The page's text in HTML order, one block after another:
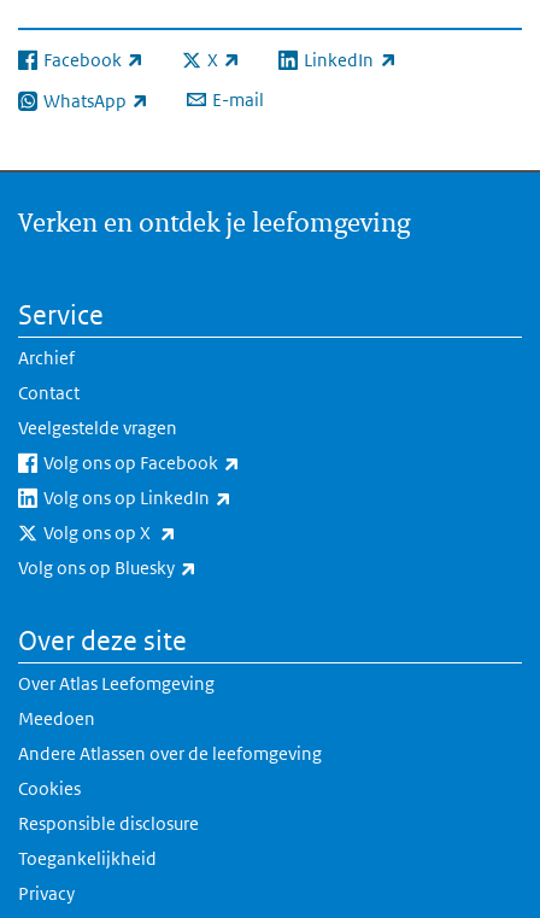
Facebook
(externe link) X
(externe link) LinkedIn
(externe link)
WhatsApp
(externe link) E-mail
Verken en ontdek je leefomgeving
Service
Archief
Contact
Veelgestelde vragen
Volg ons op Facebook
Volg ons op LinkedIn
Volg ons op X
Volg ons op Bluesky
Over deze site
Over Atlas Leefomgeving
Meedoen
Andere Atlassen over de leefomgeving
Cookies
Responsible disclosure
Toegankelijkheid
Privacy